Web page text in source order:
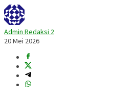
Admin Redaksi 2
20 Mei 2026